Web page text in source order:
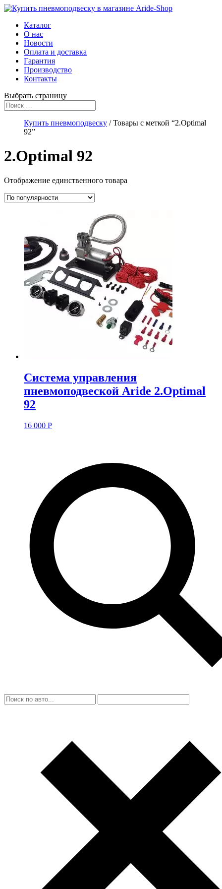
Каталог
О нас
Новости
Оплата и доставка
Гарантия
Производство
Контакты
Выбрать страницу
Купить пневмоподвеску / Товары с меткой “2.Optimal
92”
2.Optimal 92
Отображение единственного товара
Система управления
пневмоподвеской Aride 2.Optimal
92
16 000 Р